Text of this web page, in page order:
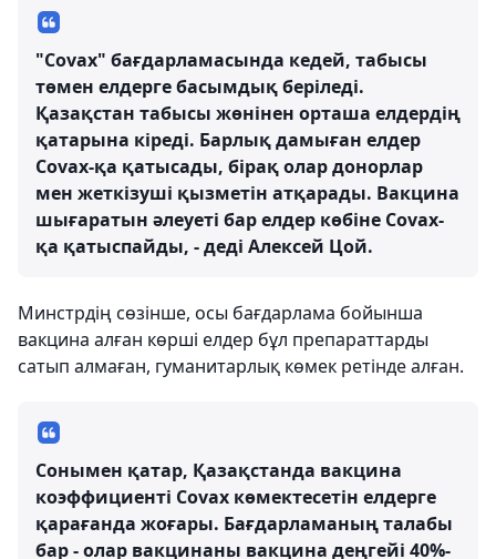
"Covax" бағдарламасында кедей, табысы
төмен елдерге басымдық беріледі.
Қазақстан табысы жөнінен орташа елдердің
қатарына кіреді. Барлық дамыған елдер
Covax-қа қатысады, бірақ олар донорлар
мен жеткізуші қызметін атқарады. Вакцина
шығаратын әлеуеті бар елдер көбіне Covax-
қа қатыспайды, - деді Алексей Цой.
Минстрдің сөзінше, осы бағдарлама бойынша
вакцина алған көрші елдер бұл препараттарды
сатып алмаған, гуманитарлық көмек ретінде алған.
Сонымен қатар, Қазақстанда вакцина
коэффициенті Covax көмектесетін елдерге
қарағанда жоғары. Бағдарламаның талабы
бар - олар вакцинаны вакцина деңгейі 40%-